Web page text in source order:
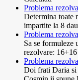
Problema
Determina toate
impartite la 8
Problema
Sa se formuleze
rezolvare:
Problema
Doi frati Daria si